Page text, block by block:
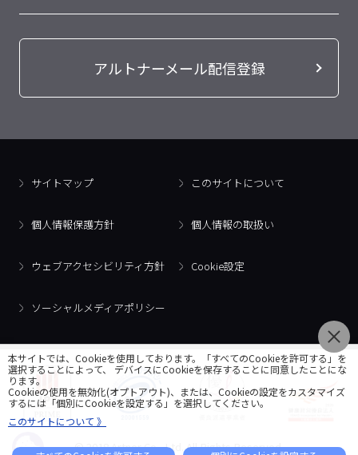
アルトナーメール配信登録
サイトマップ このサイトについて
個人情報保護方針 個人情報の取扱い
ウェブアクセシビリティ方針 Cookie設定
ソーシャルメディアポリシー
© 2018 Artner Co., Ltd. All Rights Reserved.
本サイトでは、Cookieを使用しております。「すべてのCookieを許可する」を
選択することによって、 デバイスにCookieを保存することに同意したことにな
ります。
Cookieの使用を無効化(オプトアウト)、または、Cookieの設定をカスタマイズ
するには「個別にCookieを設定する」を選択してください。
このサイトについて 》